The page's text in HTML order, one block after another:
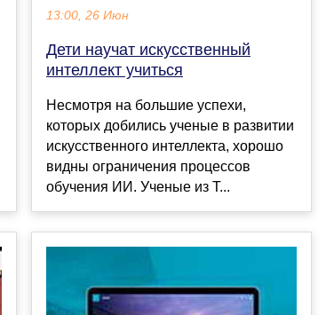
13:00, 26 Июн
Дети научат искусственный
интеллект учиться
Несмотря на большие успехи,
которых добились ученые в развитии
искусственного интеллекта, хорошо
видны ограничения процессов
обучения ИИ. Ученые из Т...